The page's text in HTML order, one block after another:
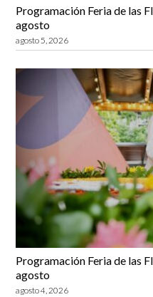
Programación Feria de las
agosto
agosto 5, 2026
Programación Feria de las
agosto
agosto 4, 2026